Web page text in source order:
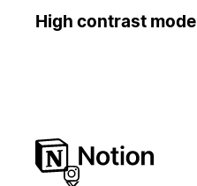
High contrast mode